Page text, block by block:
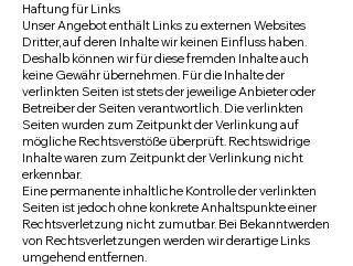
Haftung für Links
Unser Angebot enthält Links zu externen Websites
Dritter, auf deren Inhalte wir keinen Einfluss haben.
Deshalb können wir für diese fremden Inhalte auch
keine Gewähr übernehmen. Für die Inhalte der
verlinkten Seiten ist stets der jeweilige Anbieter oder
Betreiber der Seiten verantwortlich. Die verlinkten
Seiten wurden zum Zeitpunkt der Verlinkung auf
mögliche Rechtsverstöße überprüft. Rechtswidrige
Inhalte waren zum Zeitpunkt der Verlinkung nicht
erkennbar.
Eine permanente inhaltliche Kontrolle der verlinkten
Seiten ist jedoch ohne konkrete Anhaltspunkte einer
Rechtsverletzung nicht zumutbar. Bei Bekanntwerden
von Rechtsverletzungen werden wir derartige Links
umgehend entfernen.